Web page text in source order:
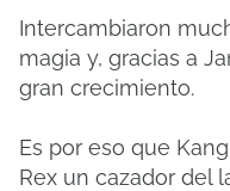
Intercambiaron
magia y, gracias a
gran crecimiento.
Es por eso que
Rex un cazador del